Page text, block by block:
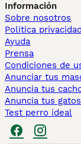
Información
Sobre nosotros
Politica privacidad
Ayuda
Prensa
Condiciones de
Anunciar tus
Anuncia tus
Anuncia tus gatos
Test perro ideal